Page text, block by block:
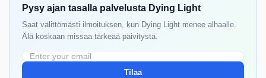
Pysy ajan tasalla palvelusta Dying Light
Saat välittömästi ilmoituksen, kun Dying Light menee alhaalle.
Älä koskaan missaa tärkeää päivitystä.
Tilaa